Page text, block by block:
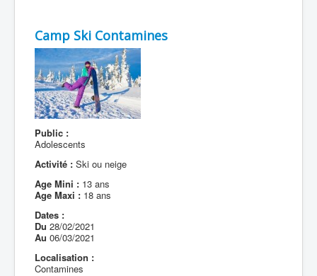
Camp Ski Contamines
Public :
Adolescents
Activité : Ski ou neige
Age Mini : 13 ans
Age Maxi : 18 ans
Dates :
Du 28/02/2021
Au 06/03/2021
Localisation :
Contamines